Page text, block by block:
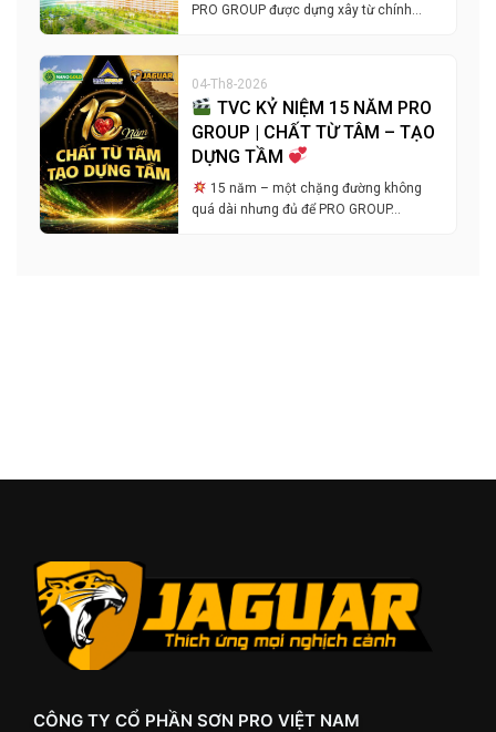
PRO GROUP được dựng xây từ chính…
04-Th8-2026
TVC KỶ NIỆM 15 NĂM PRO
GROUP | CHẤT TỪ TÂM – TẠO
DỰNG TẦM
15 năm – một chặng đường không
quá dài nhưng đủ để PRO GROUP…
CÔNG TY CỔ PHẦN SƠN PRO VIỆT NAM